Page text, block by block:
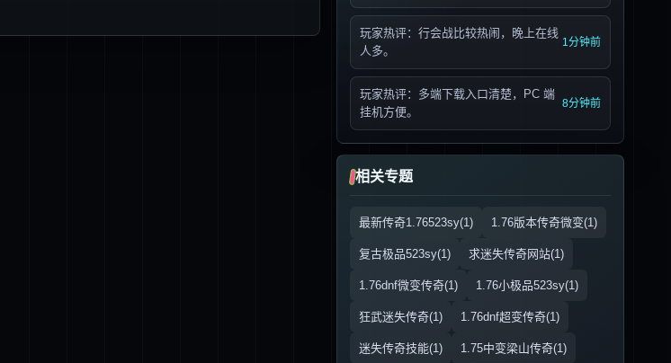
玩家热评：行会战比较热闹，晚上在线
人多。
1分钟前
玩家热评：多端下载入口清楚，PC 端
挂机方便。
8分钟前
相关专题
最新传奇1.76523sy(1) 1.76版本传奇微变(1)
复古极品523sy(1) 求迷失传奇网站(1)
1.76dnf微变传奇(1) 1.76小极品523sy(1)
狂武迷失传奇(1) 1.76dnf超变传奇(1)
迷失传奇技能(1) 1.75中变梁山传奇(1)